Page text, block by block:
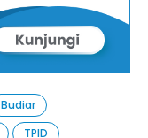
Budiar
TPID